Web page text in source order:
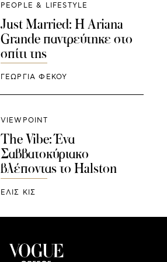
PEOPLE & LIFESTYLE
Just Married: H Ariana
Grande παντρεύτηκε στο
σπίτι της
ΓΕΩΡΓΙΑ ΦΕΚΟΥ
VIEWPOINT
The Vibe: Ένα
Σαββατοκύριακο
βλέποντας το Halston
ΕΛΙΣ ΚΙΣ